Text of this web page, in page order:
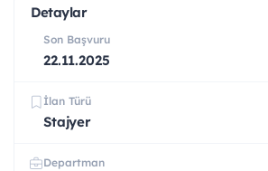
Detaylar
Son Başvuru
22.11.2025
İlan Türü
Stajyer
Departman